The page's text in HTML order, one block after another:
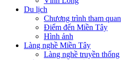
Du lịch
Chương trình tham quan
Điểm đến Miền Tây
Hình ảnh
Làng nghề Miền Tây
Làng nghề truyền thống